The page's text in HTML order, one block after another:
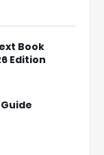
Book
Edition
Guide